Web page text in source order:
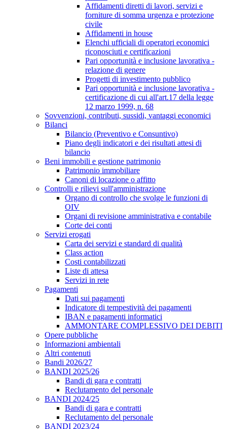
Affidamenti diretti di lavori, servizi e
forniture di somma urgenza e protezione
civile
Affidamenti in house
Elenchi ufficiali di operatori economici
riconosciuti e certificazioni
Pari opportunità e inclusione lavorativa -
relazione di genere
Progetti di investimento pubblico
Pari opportunità e inclusione lavorativa -
certificazione di cui all'art.17 della legge
12 marzo 1999, n. 68
Sovvenzioni, contributi, sussidi, vantaggi economici
Bilanci
Bilancio (Preventivo e Consuntivo)
Piano degli indicatori e dei risultati attesi di
bilancio
Beni immobili e gestione patrimonio
Patrimonio immobiliare
Canoni di locazione o affitto
Controlli e rilievi sull'amministrazione
Organo di controllo che svolge le funzioni di
OIV
Organi di revisione amministrativa e contabile
Corte dei conti
Servizi erogati
Carta dei servizi e standard di qualità
Class action
Costi contabilizzati
Liste di attesa
Servizi in rete
Pagamenti
Dati sui pagamenti
Indicatore di tempestività dei pagamenti
IBAN e pagamenti informatici
AMMONTARE COMPLESSIVO DEI DEBITI
Opere pubbliche
Informazioni ambientali
Altri contenuti
Bandi 2026/27
BANDI 2025/26
Bandi di gara e contratti
Reclutamento del personale
BANDI 2024/25
Bandi di gara e contratti
Reclutamento del personale
BANDI 2023/24